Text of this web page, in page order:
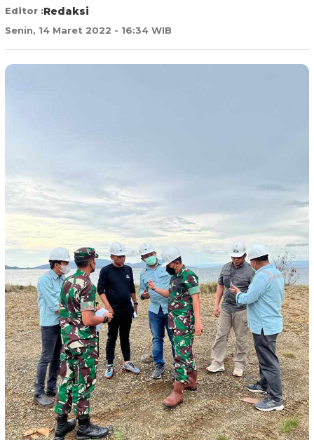
Editor :Redaksi
Senin, 14 Maret 2022 - 16:34 WIB